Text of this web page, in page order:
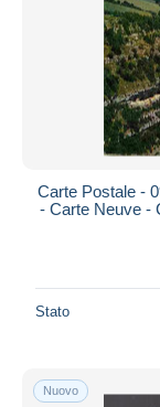
Carte Postale -
- Carte Neuve -
Stato
Nuovo